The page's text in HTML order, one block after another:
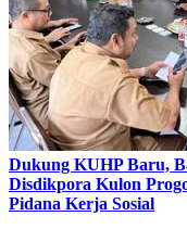
Dukung KUHP Baru,
Disdikpora Kulon
Pidana Kerja Sosial